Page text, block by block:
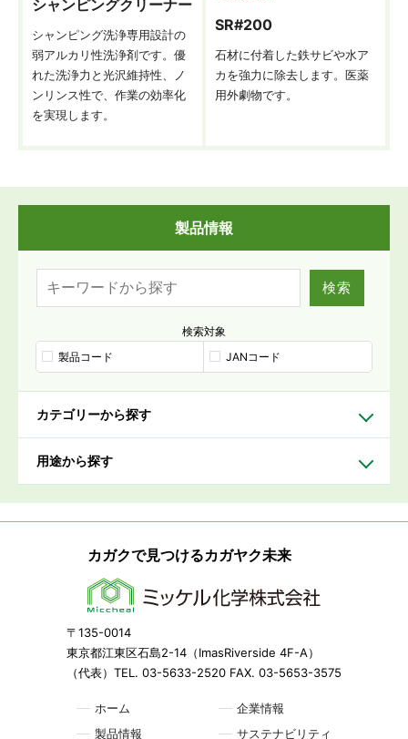
製品情報
検索
検索対象
製品コード
JANコード
カテゴリーから探す
用途から探す
シャンピングクリーナー
シャンピング洗浄専用設計の
弱アルカリ性洗浄剤です。優
れた洗浄力と光沢維持性、ノ
ンリンス性で、作業の効率化
を実現します。
SR#200
石材に付着した鉄サビや水ア
カを強力に除去します。医薬
用外劇物です。
カガクで見つけるカガヤク未来
〒135-0014
東京都江東区石島2-14（ImasRiverside 4F-A）
（代表）TEL. 03-5633-2520 FAX. 03-5653-3575
ホーム
製品情報
企業情報
サステナビリティ